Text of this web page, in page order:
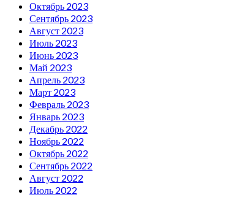
Октябрь 2023
Сентябрь 2023
Август 2023
Июль 2023
Июнь 2023
Май 2023
Апрель 2023
Март 2023
Февраль 2023
Январь 2023
Декабрь 2022
Ноябрь 2022
Октябрь 2022
Сентябрь 2022
Август 2022
Июль 2022